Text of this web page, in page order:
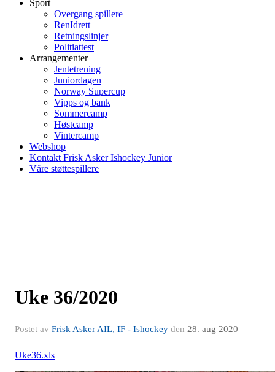
Sport
Overgang spillere
RenIdrett
Retningslinjer
Politiattest
Arrangementer
Jentetrening
Juniordagen
Norway Supercup
Vipps og bank
Sommercamp
Høstcamp
Vintercamp
Webshop
Kontakt Frisk Asker Ishockey Junior
Våre støttespillere
Uke 36/2020
Postet av Frisk Asker AIL, IF - Ishockey den 28. aug 2020
Uke36.xls